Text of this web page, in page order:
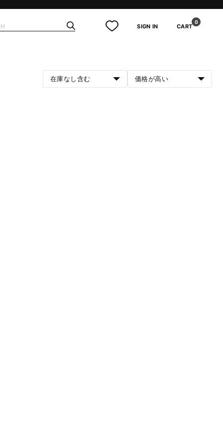
SIGN IN CART
0
在庫なし含む 価格が高い